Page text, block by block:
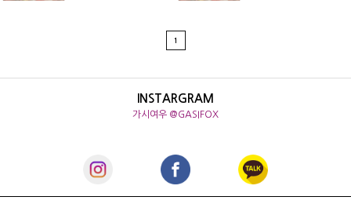
1
INSTARGRAM
가시여우 @GASIFOX